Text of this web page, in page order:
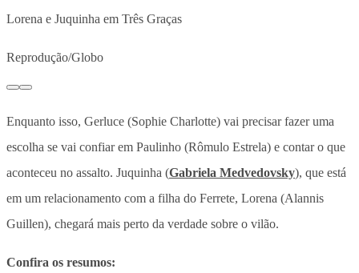
Lorena e Juquinha em Três Graças
Reprodução/Globo
Enquanto isso, Gerluce (Sophie Charlotte) vai precisar fazer uma
escolha se vai confiar em Paulinho (Rômulo Estrela) e contar o que
aconteceu no assalto. Juquinha (Gabriela Medvedovsky), que está
em um relacionamento com a filha do Ferrete, Lorena (Alannis
Guillen), chegará mais perto da verdade sobre o vilão.
Confira os resumos: